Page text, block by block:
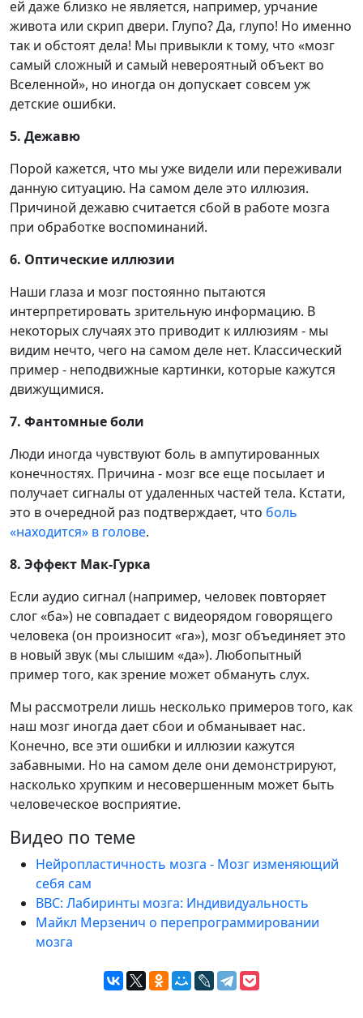
ей даже близко не является, например, урчание
живота или скрип двери. Глупо? Да, глупо! Но именно
так и обстоят дела! Мы привыкли к тому, что «мозг
самый сложный и самый невероятный объект во
Вселенной», но иногда он допускает совсем уж
детские ошибки.
5. Дежавю
Порой кажется, что мы уже видели или переживали
данную ситуацию. На самом деле это иллюзия.
Причиной дежавю считается сбой в работе мозга
при обработке воспоминаний.
6. Оптические иллюзии
Наши глаза и мозг постоянно пытаются
интерпретировать зрительную информацию. В
некоторых случаях это приводит к иллюзиям - мы
видим нечто, чего на самом деле нет. Классический
пример - неподвижные картинки, которые кажутся
движущимися.
7. Фантомные боли
Люди иногда чувствуют боль в ампутированных
конечностях. Причина - мозг все еще посылает и
получает сигналы от удаленных частей тела. Кстати,
это в очередной раз подтверждает, что боль
«находится» в голове.
8. Эффект Мак-Гурка
Если аудио сигнал (например, человек повторяет
слог «ба») не совпадает с видеорядом говорящего
человека (он произносит «га»), мозг объединяет это
в новый звук (мы слышим «да»). Любопытный
пример того, как зрение может обмануть слух.
Мы рассмотрели лишь несколько примеров того, как
наш мозг иногда дает сбои и обманывает нас.
Конечно, все эти ошибки и иллюзии кажутся
забавными. Но на самом деле они демонстрируют,
насколько хрупким и несовершенным может быть
человеческое восприятие.
Видео по теме
Нейропластичность мозга - Мозг изменяющий
себя сам
BBC: Лабиринты мозга: Индивидуальность
Майкл Мерзенич о перепрограммировании
мозга